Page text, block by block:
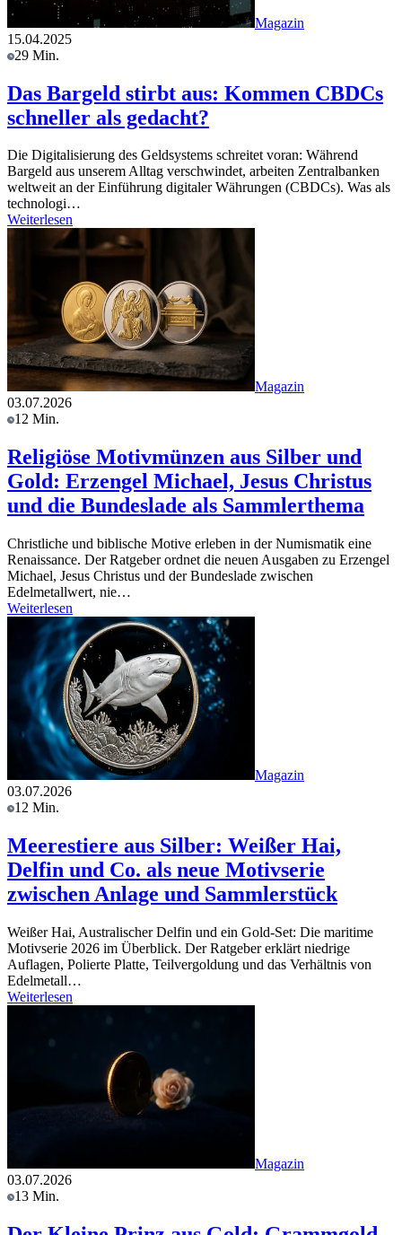
Magazin
15.04.2025
29 Min.
Das Bargeld stirbt aus: Kommen CBDCs
schneller als gedacht?
Die Digitalisierung des Geldsystems schreitet voran: Während
Bargeld aus unserem Alltag verschwindet, arbeiten Zentralbanken
weltweit an der Einführung digitaler Währungen (CBDCs). Was als
technologi…
Weiterlesen
Magazin
03.07.2026
12 Min.
Religiöse Motivmünzen aus Silber und
Gold: Erzengel Michael, Jesus Christus
und die Bundeslade als Sammlerthema
Christliche und biblische Motive erleben in der Numismatik eine
Renaissance. Der Ratgeber ordnet die neuen Ausgaben zu Erzengel
Michael, Jesus Christus und der Bundeslade zwischen
Edelmetallwert, nie…
Weiterlesen
Magazin
03.07.2026
12 Min.
Meerestiere aus Silber: Weißer Hai,
Delfin und Co. als neue Motivserie
zwischen Anlage und Sammlerstück
Weißer Hai, Australischer Delfin und ein Gold-Set: Die maritime
Motivserie 2026 im Überblick. Der Ratgeber erklärt niedrige
Auflagen, Polierte Platte, Teilvergoldung und das Verhältnis von
Edelmetall…
Weiterlesen
Magazin
03.07.2026
13 Min.